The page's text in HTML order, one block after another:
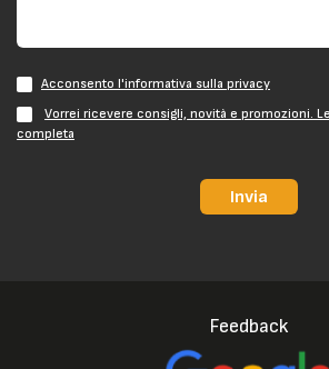
Acconsento l'informativa sulla privacy
Vorrei ricevere consigli, novità e promozioni.
completa
Invia
Feedback